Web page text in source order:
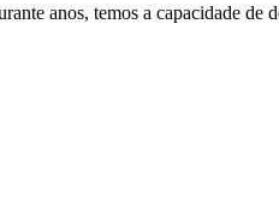
anos, temos a capacidade